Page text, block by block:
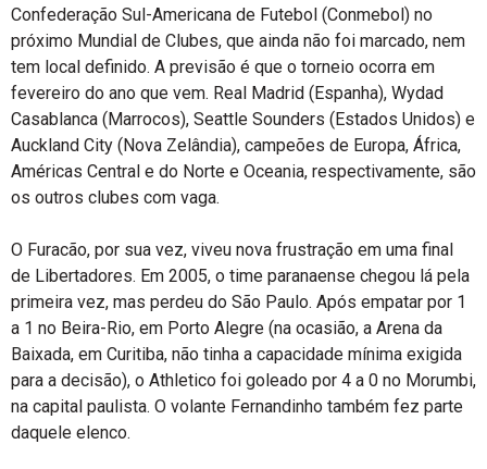
Confederação Sul-Americana de Futebol (Conmebol) no
próximo Mundial de Clubes, que ainda não foi marcado, nem
tem local definido. A previsão é que o torneio ocorra em
fevereiro do ano que vem. Real Madrid (Espanha), Wydad
Casablanca (Marrocos), Seattle Sounders (Estados Unidos) e
Auckland City (Nova Zelândia), campeões de Europa, África,
Américas Central e do Norte e Oceania, respectivamente, são
os outros clubes com vaga.
O Furacão, por sua vez, viveu nova frustração em uma final
de Libertadores. Em 2005, o time paranaense chegou lá pela
primeira vez, mas perdeu do São Paulo. Após empatar por 1
a 1 no Beira-Rio, em Porto Alegre (na ocasião, a Arena da
Baixada, em Curitiba, não tinha a capacidade mínima exigida
para a decisão), o Athletico foi goleado por 4 a 0 no Morumbi,
na capital paulista. O volante Fernandinho também fez parte
daquele elenco.